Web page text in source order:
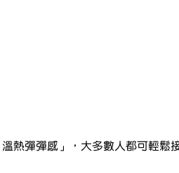
熱彈彈感」，大多數人都可輕鬆